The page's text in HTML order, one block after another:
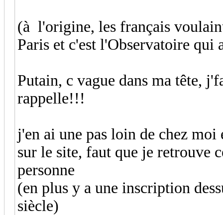
(à l'origine, les français
Paris et c'est l'Observatoire qui
Putain, c vague dans ma tête,
rappelle!!!
j'en ai une pas loin de chez
sur le site, faut que je retrouve
personne
(en plus y a une inscription
siècle)